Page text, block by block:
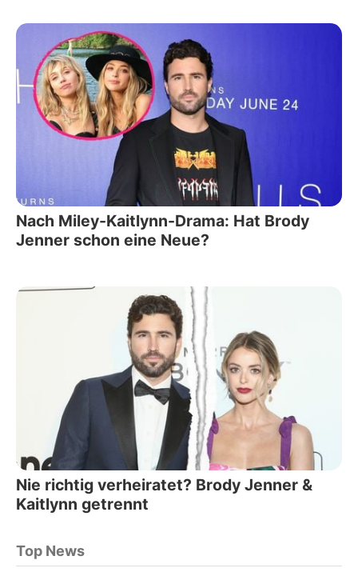
Nach Miley-Kaitlynn-Drama: Hat Brody
Jenner schon eine Neue?
Nie richtig verheiratet? Brody Jenner &
Kaitlynn getrennt
Top News